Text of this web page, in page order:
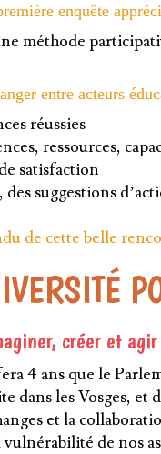
enquête
méthode
entre acteurs
réussies
ressources,
satisfaction
des suggestions
de cette belle
créer et
4 ans que le
dans les Vosges,
et la
vulnérabilité de nos